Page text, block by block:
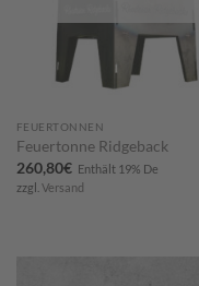
FEUERTONNEN
Feuertonne Ridgeback
260,80€ Enthält 19% De
zzgl. Versand